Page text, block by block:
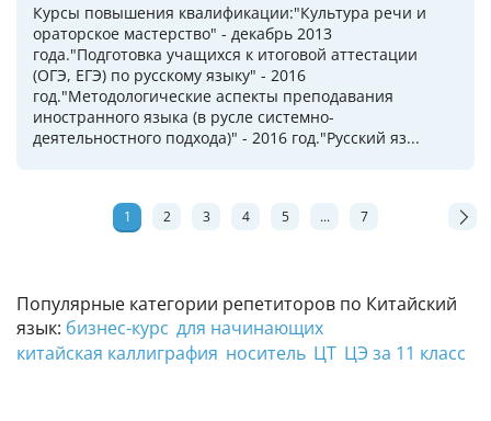
Популярные категории репетиторов по Китайский
язык: бизнес-курс для начинающих
китайская каллиграфия носитель ЦТ ЦЭ за 11 класс
Курсы повышения квалификации:"Культура речи и
ораторское мастерство" - декабрь 2013
года."Подготовка учащихся к итоговой аттестации
(ОГЭ, ЕГЭ) по русскому языку" - 2016
год."Методологические аспекты преподавания
иностранного языка (в русле системно-
деятельностного подхода)" - 2016 год."Русский яз...
1 2 3 4 5 ... 7